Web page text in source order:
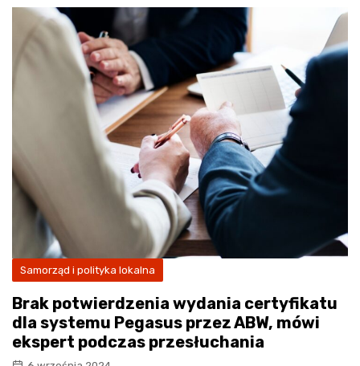
Samorząd i polityka lokalna
Brak potwierdzenia wydania certyfikatu
dla systemu Pegasus przez ABW, mówi
ekspert podczas przesłuchania